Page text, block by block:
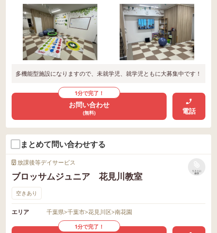
多機能型施設になりますので、未就学児、就学児ともに大募集中です！
1分で完了！
お問い合わせ
(無料) 電話
まとめて問い合わせする
放課後等デイサービス
ブロッサムジュニア 花見川教室
リストに
保存
空きあり
エリア 千葉県>千葉市>花見川区>南花園
1分で完了！